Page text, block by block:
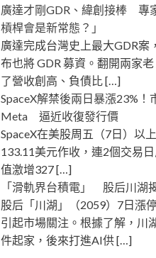
廣達才剛GDR、緯創接棒 專
槓桿會是新常態？」
廣達完成台灣史上最大GDR案
布也將 GDR 募資。翻開兩家
了營收創高、負債比 […]
SpaceX解禁後兩日暴漲23%！
Meta 逼近收復發行價
SpaceX在美股周五（7日）以
133.11美元作收，連2個交易
值激增327 […]
「滑軌界台積電」 股后川湖
股后「川湖」（2059）7日漲
引起市場關注。根據了解，川
件起家，後來打進AI供 […]